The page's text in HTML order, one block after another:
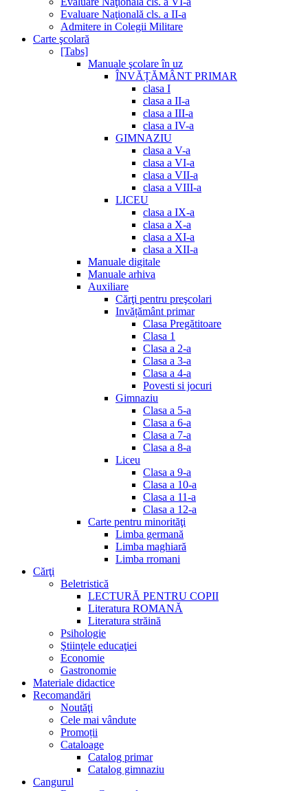
Evaluare Naţională cls. a II-a
Admitere in Colegii Militare
Carte şcolară
[Tabs]
Manuale şcolare în uz
ÎNVĂȚĂMÂNT PRIMAR
clasa I
clasa a II-a
clasa a III-a
clasa a IV-a
GIMNAZIU
clasa a V-a
clasa a VI-a
clasa a VII-a
clasa a VIII-a
LICEU
clasa a IX-a
clasa a X-a
clasa a XI-a
clasa a XII-a
Manuale digitale
Manuale arhiva
Auxiliare
Cărţi pentru preşcolari
Invățământ primar
Clasa Pregătitoare
Clasa 1
Clasa a 2-a
Clasa a 3-a
Clasa a 4-a
Povesti si jocuri
Gimnaziu
Clasa a 5-a
Clasa a 6-a
Clasa a 7-a
Clasa a 8-a
Liceu
Clasa a 9-a
Clasa a 10-a
Clasa a 11-a
Clasa a 12-a
Carte pentru minorităţi
Limba germană
Limba maghiară
Limba rromani
Cărţi
Beletristică
LECTURĂ PENTRU COPII
Literatura ROMANĂ
Literatura străină
Psihologie
Ştiinţele educaţiei
Economie
Gastronomie
Materiale didactice
Recomandări
Noutăţi
Cele mai vândute
Promoții
Cataloage
Catalog primar
Catalog gimnaziu
Cangurul